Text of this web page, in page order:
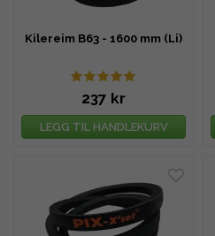
Kilereim B63 - 1600 mm (Li)
237 kr
LEGG TIL HANDLEKURV